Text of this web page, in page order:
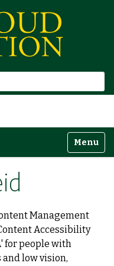
Toggle
Management
Accessibility
for people with
low vision,